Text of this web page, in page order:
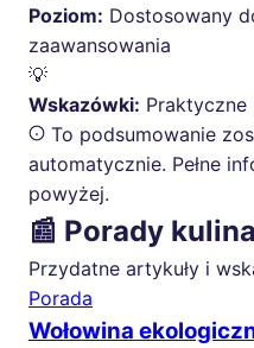
Poziom: Dostosowany
zaawansowania
💡
Wskazówki:
To podsumowanie
automatycznie. Pełne
powyżej.
📰 Porady
Przydatne artykuły i
Porada
Wołowina